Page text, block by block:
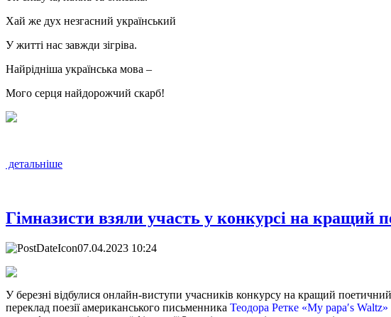
Хай же дух незгасний український
У житті нас завжди зігріва.
Найрідніша українська мова –
Мого серця найдорожчий скарб!
детальніше
Гімназисти взяли участь у конкурсі на кращий
07.04.2023 10:24
У березні відбулися онлайн-виступи учасників конкурсу на кращий
переклад поезії американського письменника Теодора Ретке «My papaʹs Waltz»